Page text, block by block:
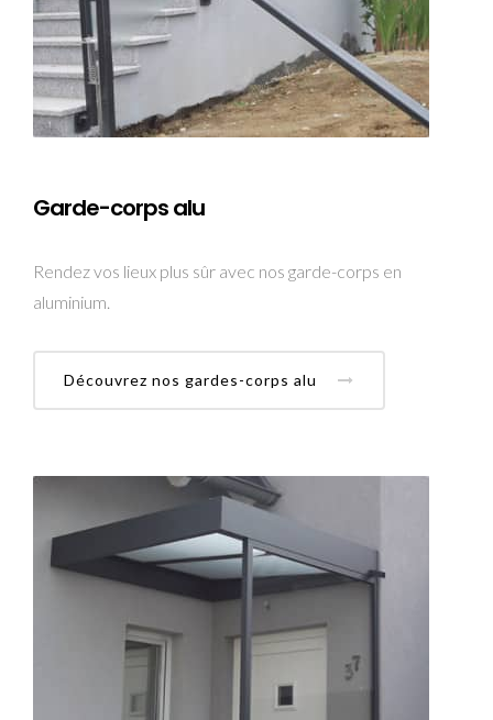
Garde-corps alu
Rendez vos lieux plus sûr avec nos garde-corps en
aluminium.
Découvrez nos gardes-corps alu